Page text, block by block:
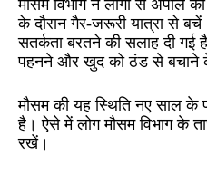
मौसम विभाग ने लोगों से अपील
के दौरान गैर-जरूरी यात्रा से
सतर्कता बरतने की सलाह दी गई
पहनने और खुद को ठंड से बचाने के
मौसम की यह स्थिति नए साल के
है। ऐसे में लोग मौसम विभाग के
रखें।